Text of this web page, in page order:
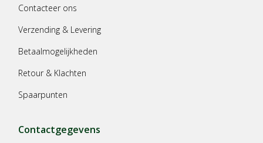
Contacteer ons
Verzending & Levering
Betaalmogelijkheden
Retour & Klachten
Spaarpunten
Contactgegevens